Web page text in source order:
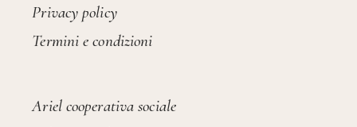
Privacy policy
Termini e condizioni
Ariel cooperativa sociale